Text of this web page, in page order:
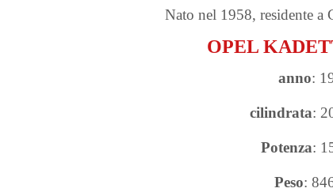
Nato nel 1958, residente a
OPEL
anno:
cilindrata:
Potenza:
Peso: